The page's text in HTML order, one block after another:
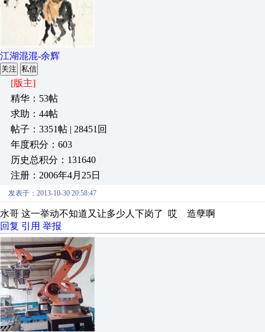
江湖混混-余辉
关注 私信
[版主]
精华：53帖
求助：44帖
帖子：3351帖 | 28451回
年度积分：603
历史总积分：131640
注册：2006年4月25日
发表于：2013-10-30 20:58:47
水哥 这一举动不知道又让多少人下岗了 哎 造孽啊
回复 引用 举报